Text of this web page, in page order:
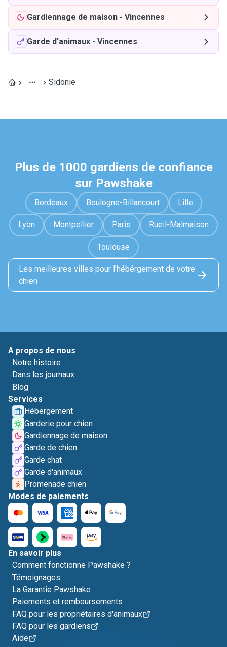
Gardiennage de maison - Vincennes
Garde d'animaux - Vincennes
Sidonie
Plus de 1000 gardiens de confiance
sur Pawshake
Bordeaux Boulogne-Billancourt Lille
Lyon Montpellier Paris Rueil-Malmaison
Toulouse
Les meilleures villes pour l'hébérgement de votre
chien
A propos de nous
Notre histoire
Dans les journaux
Blog
Services
Hébergement
Garderie pour chien
Gardiennage de maison
Garde de chien
Garde chat
Garde d'animaux
Promenade chien
Modes de paiements
En savoir plus
Comment fonctionne Pawshake ?
Témoignages
La Garantie Pawshake
Paiements et remboursements
FAQ pour les propriétaires d'animaux
FAQ pour les gardiens
Aide